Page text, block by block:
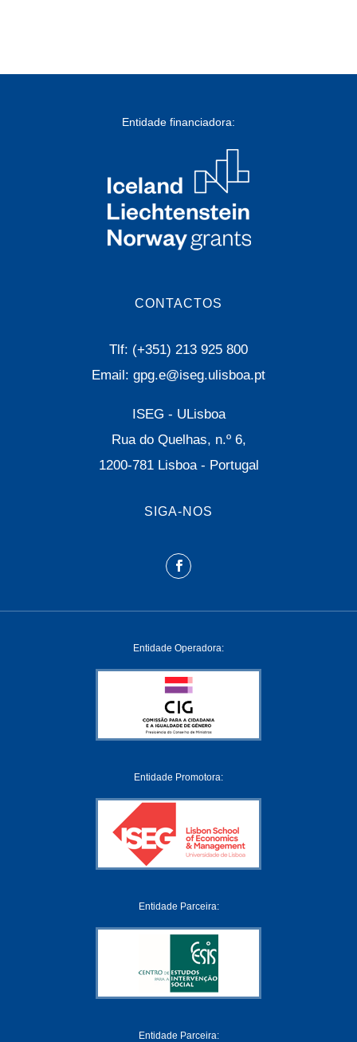
Entidade financiadora:
CONTACTOS
Tlf: (+351) 213 925 800
Email: gpg.e@iseg.ulisboa.pt
ISEG - ULisboa
Rua do Quelhas, n.º 6,
1200-781 Lisboa - Portugal
SIGA-NOS
Entidade Operadora:
Entidade Promotora:
Entidade Parceira:
Entidade Parceira: